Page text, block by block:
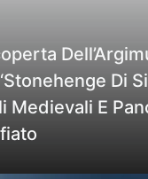
Di
Medievali E